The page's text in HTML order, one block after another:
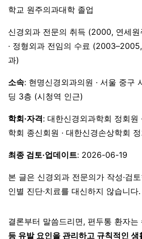
학교 원주의과대학 졸업
신경외과 전문의 취득 (2000, 연세원
· 정형외과 전임의 수료
과)
소속: 현명신경외과의원 · 서울 중구
딩 3층 (시청역 인근)
학회·자격: 대한신경외과학회 정회원
학회 종신회원 · 대한신경손상학회
최종 검토·업데이트: 2026-06-19
본 글은 신경외과 전문의가 작성·검
인별 진단·치료를 대신하지 않습니다.
결론부터 말씀드리면, 편두통 환자는
등 유발 요인을 관리하고 규칙적인